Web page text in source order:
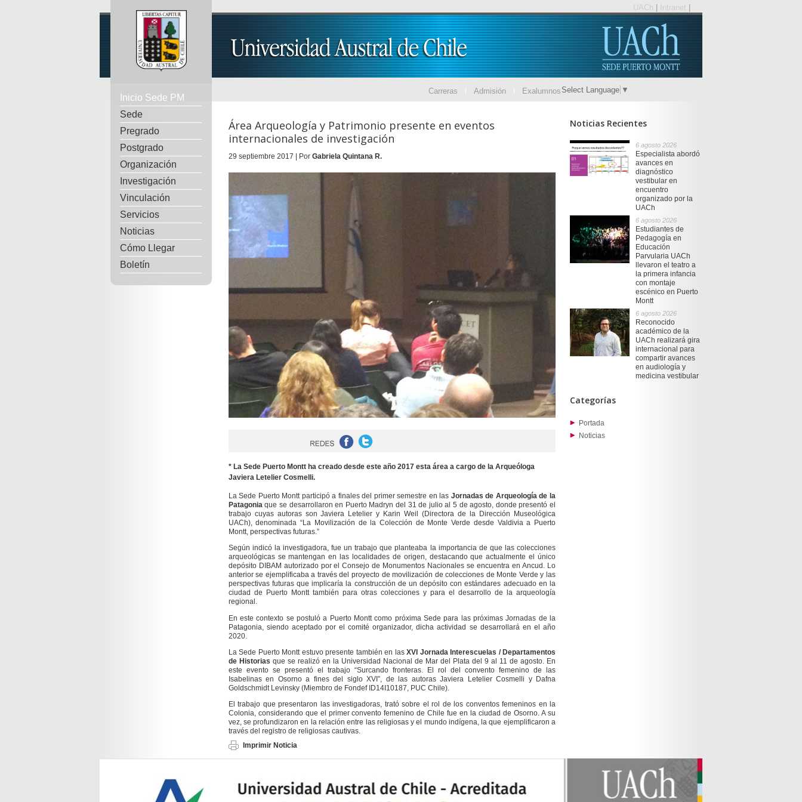
UACh Intranet
Inicio Sede PM
Sede
Pregrado
Postgrado
Organización
Investigación
Vinculación
Servicios
Noticias
Cómo Llegar
Boletín
Carreras Admisión Exalumnos Select Language ▼
Área Arqueología y Patrimonio presente en eventos
internacionales de investigación
29 septiembre 2017 | Por Gabriela Quintana R.
* La Sede Puerto Montt ha creado desde este año 2017 esta área a cargo de la Arqueóloga
Javiera Letelier Cosmelli.
La Sede Puerto Montt participó a finales del primer semestre en las Jornadas de Arqueología de la
Patagoniaque se desarrollaron en Puerto Madryn del 31 de julio al 5 de agosto, donde presentó el
trabajo cuyas autoras son Javiera Letelier y Karin Weil (Directora de la Dirección Museológica
UACh), denominada “La Movilización de la Colección de Monte Verde desde Valdivia a Puerto
Montt, perspectivas futuras.”
Según indicó la investigadora, fue un trabajo que planteaba la importancia de que las colecciones
arqueológicas se mantengan en las localidades de origen, destacando que actualmente el único
depósito DIBAM autorizado por el Consejo de Monumentos Nacionales se encuentra en Ancud. Lo
anterior se ejemplificaba a través del proyecto de movilización de colecciones de Monte Verde y las
perspectivas futuras que implicaría la construcción de un depósito con estándares adecuado en la
ciudad de Puerto Montt también para otras colecciones y para el desarrollo de la arqueología
regional.
En este contexto se postuló a Puerto Montt como próxima Sede para las próximas Jornadas de la
Patagonia, siendo aceptado por el comité organizador, dicha actividad se desarrollará en el año
2020.
La Sede Puerto Montt estuvo presente también en lasXVI Jornada Interescuelas / Departamentos
de Historias que se realizó en la Universidad Nacional de Mar del Plata del 9 al 11 de agosto. En
este evento se presentó el trabajo “Surcando fronteras. El rol del convento femenino de las
Isabelinas en Osorno a fines del siglo XVI”, de las autoras Javiera Letelier Cosmelli y Dafna
Goldschmidt Levinsky (Miembro de Fondef ID14I10187, PUC Chile).
El trabajo que presentaron las investigadoras, trató sobre el rol de los conventos femeninos en la
Colonia, considerando que el primer convento femenino de Chile fue en la ciudad de Osorno. A su
vez, se profundizaron en la relación entre las religiosas y el mundo indígena, la que ejemplificaron a
través del registro de religiosas cautivas.
Imprimir Noticia
Noticias Recientes
6 agosto 2026
Especialista abordó
avances en
diagnóstico
vestibular en
encuentro
organizado por la
UACh
6 agosto 2026
Estudiantes de
Pedagogía en
Educación
Parvularia UACh
llevaron el teatro a
la primera infancia
con montaje
escénico en Puerto
Montt
6 agosto 2026
Reconocido
académico de la
UACh realizará gira
internacional para
compartir avances
en audiología y
medicina vestibular
Categorías
Portada
Noticias